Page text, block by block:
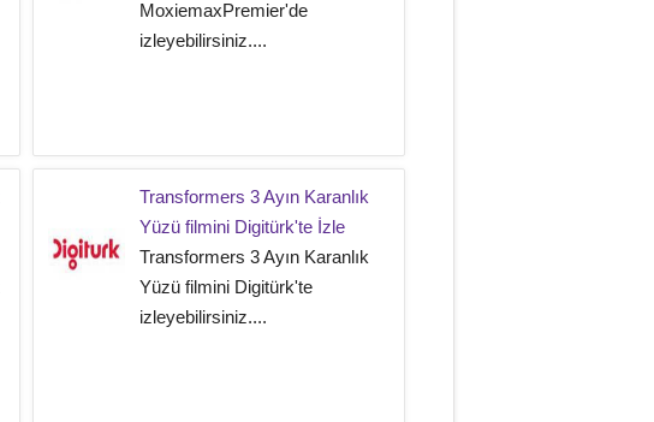
MoxiemaxPremier'de
izleyebilirsiniz....
Transformers 3 Ayın Karanlık
Yüzü filmini Digitürk'te İzle
Transformers 3 Ayın Karanlık
Yüzü filmini Digitürk'te
izleyebilirsiniz....